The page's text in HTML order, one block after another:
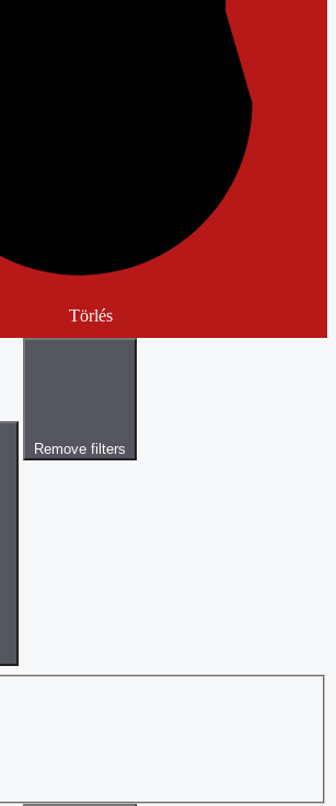
Törlés
Remove filters